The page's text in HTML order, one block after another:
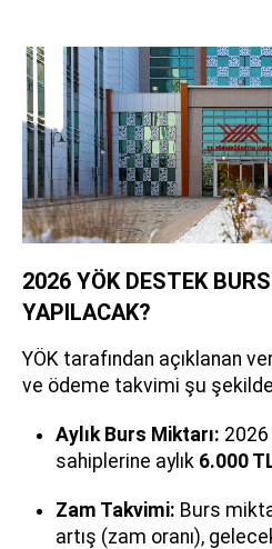
2026 YÖK DESTEK
YAPILACAK?
YÖK tarafından açıklanan
ve ödeme takvimi şu
Aylık Burs Miktarı: 2026
sahiplerine aylık 6.000
Zam Takvimi: Burs
artış (zam oranı), gelecek